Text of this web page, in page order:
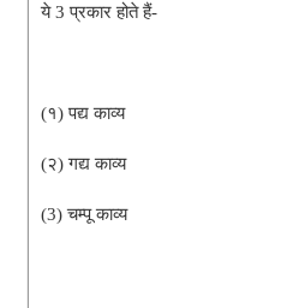
ये 3 प्रकार होते हैं-
(१) पद्य काव्य
(२) गद्य काव्य
(3) चम्पू काव्य